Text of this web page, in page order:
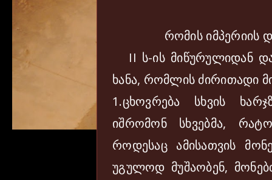
რომის იმპერიის
II ს-ის მიწურულიდან
ხანა, რომლის ძირითადი
1.ცხოვრება სხვის
იშრომონ სხვებმა,
როდესაც ამისათვის
უგულოდ მუშაობენ,